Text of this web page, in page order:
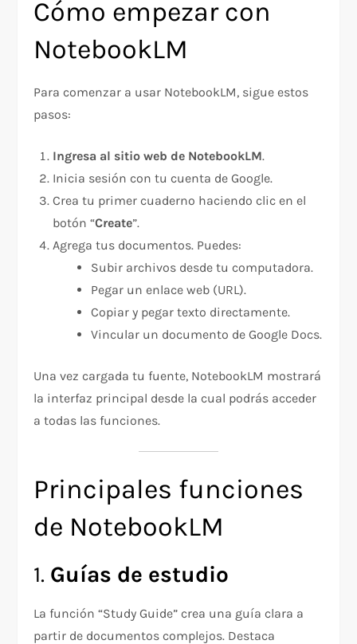
Cómo empezar con
NotebookLM
Para comenzar a usar NotebookLM, sigue estos
pasos:
Ingresa al sitio web de NotebookLM.
Inicia sesión con tu cuenta de Google.
Crea tu primer cuaderno haciendo clic en el
botón “Create”.
Agrega tus documentos. Puedes:
Subir archivos desde tu computadora.
Pegar un enlace web (URL).
Copiar y pegar texto directamente.
Vincular un documento de Google Docs.
Una vez cargada tu fuente, NotebookLM mostrará
la interfaz principal desde la cual podrás acceder
a todas las funciones.
Principales funciones
de NotebookLM
1. Guías de estudio
La función “Study Guide” crea una guía clara a
partir de documentos complejos. Destaca